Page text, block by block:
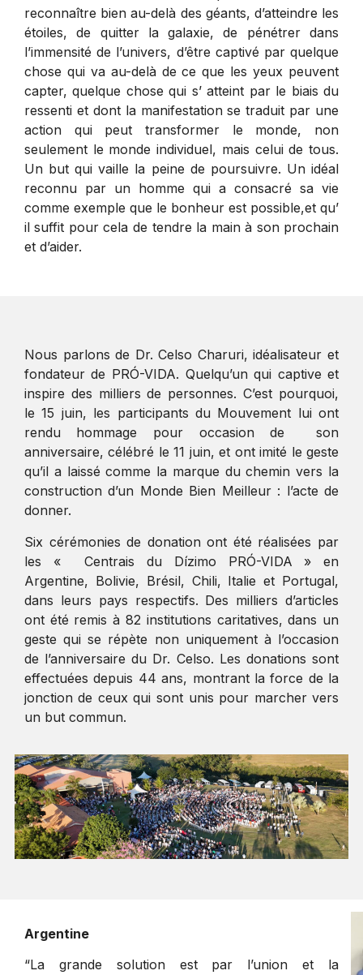
reconnaître bien au-delà des géants, d’atteindre les
étoiles, de quitter la galaxie, de pénétrer dans
l’immensité de l’univers, d’être captivé par quelque
chose qui va au-delà de ce que les yeux peuvent
capter, quelque chose qui s’ atteint par le biais du
ressenti et dont la manifestation se traduit par une
action qui peut transformer le monde, non
seulement le monde individuel, mais celui de tous.
Un but qui vaille la peine de poursuivre. Un idéal
reconnu par un homme qui a consacré sa vie
comme exemple que le bonheur est possible,et qu’
il suffit pour cela de tendre la main à son prochain
et d’aider.
Nous parlons de Dr. Celso Charuri, idéalisateur et
fondateur de PRÓ-VIDA. Quelqu’un qui captive et
inspire des milliers de personnes. C’est pourquoi,
le 15 juin, les participants du Mouvement lui ont
rendu hommage pour occasion de son
anniversaire, célébré le 11 juin, et ont imité le geste
qu’il a laissé comme la marque du chemin vers la
construction d’un Monde Bien Meilleur : l’acte de
donner.
Six cérémonies de donation ont été réalisées par
les « Centrais du Dízimo PRÓ-VIDA » en
Argentine, Bolivie, Brésil, Chili, Italie et Portugal,
dans leurs pays respectifs. Des milliers d’articles
ont été remis à 82 institutions caritatives, dans un
geste qui se répète non uniquement à l’occasion
de l’anniversaire du Dr. Celso. Les donations sont
effectuées depuis 44 ans, montrant la force de la
jonction de ceux qui sont unis pour marcher vers
un but commun.
Argentine
“La grande solution est par l’union et la